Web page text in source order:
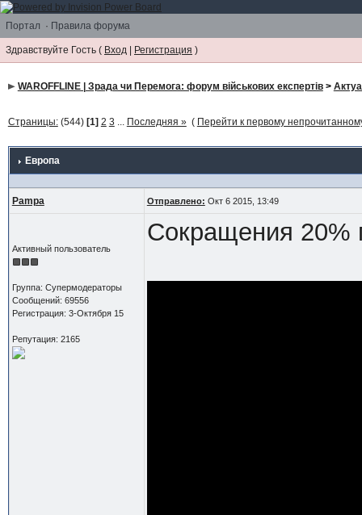
Портал · Правила форума
Здравствуйте Гость ( Вход | Регистрация )
WAROFFLINE | Зрада чи Перемога: форум військових експертів>
Страницы:(544) [1] 2 3 ... Последняя » ( Перейти к первому
Европа
Pampa Отправлено: Окт 6 2015, 13:49
Активный пользователь
Группа: Супермодераторы
Сообщений: 69556
Регистрация: 3-Октября 15
Репутация: 2165
Сокращения 20%